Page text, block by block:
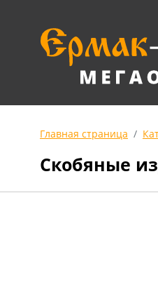
Главная страница
Скобяные